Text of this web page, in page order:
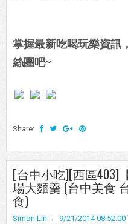
掌握最新吃喝玩樂資訊
絲團吧~
Share:
[台中小吃][西區403]
場大麵羹 (台中美食
食)
Simon Lin 9/21/2014 08:52:00